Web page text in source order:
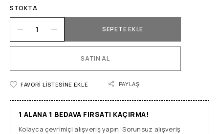
STOKTA
SEPETE EKLE
SATIN AL
FAVORI LISTESINE EKLE PAYLAŞ
1 ALANA 1 BEDAVA FIRSATI KAÇIRMA!
Kolayca çevrimiçi alışveriş yapın. Sorunsuz alışveriş